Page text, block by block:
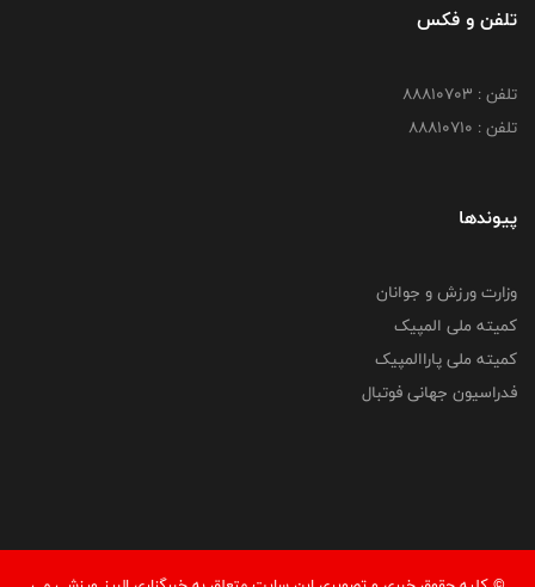
تلفن و فکس
تلفن : 88810703
تلفن : 88810710
پیوندها
وزارت ورزش و جوانان
کمیته ملی المپیک
کمیته ملی پاراالمپیک
فدراسیون جهانی فوتبال